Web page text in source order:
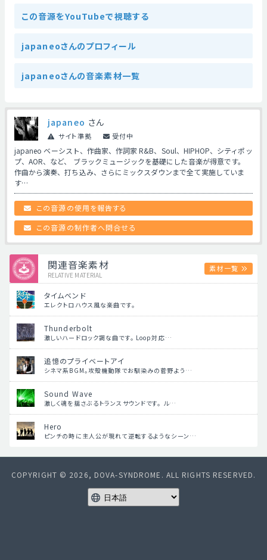
この音源をYouTubeで視聴する
japaneoさんのプロフィール
japaneoさんの音楽素材一覧
japaneo さん
サイト準拠 受付中
japaneo ベーシスト、作曲家、作詞家 R&B、Soul、HIPHOP、シティポッ
プ、AOR、など、 ブラックミュージックを基礎にした音楽が得意です。
作曲から演奏、打ち込み、さらにミックスダウンまで全て実施していま
す…
この音源の使用を報告する
この音源の制作者へ問合せる
関連音楽素材
RELATIVE MATERIAL
素材一覧
タイムベンド
エレクトロハウス風な楽曲です。
Thunderbolt
激しいハードロック調な曲です。 Loop対応…
追憶のプライベートアイ
シネマ系BGM。攻殻機動隊でお馴染みの菅野よう…
Sound Wave
激しく魂を揺さぶるトランスサウンドです。 ル…
Hero
ピンチの時に主人公が現れて逆転するようなシーン…
COPYRIGHT © 2026, DOVA-SYNDROME. ALL RIGHTS RESERVED.